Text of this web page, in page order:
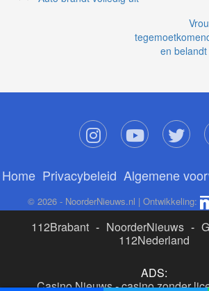
en
Home Privacybeleid Algemene
© 2026 - NoorderNieuws.nl | Ontwikkeling:
112Brabant - NoorderNieuws -
112Nederland
ADS:
Casino Nieuws-casino zonder